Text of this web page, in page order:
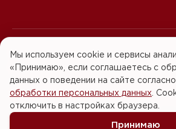
© 2008 - 2026 ООО "БАСТЭН". Все
Политика обработки персональных
Согласие на обработку персональных
Мы используем cookie и сервисы
«Принимаю», если соглашаетесь с
данных о поведении на сайте согласно
обработки персональных данных .
отключить в настройках браузера.
Принимаю